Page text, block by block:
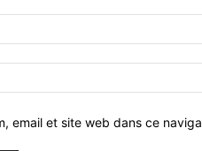
email et site web dans ce